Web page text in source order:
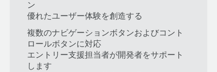
ン
優れたユーザー体験を創造する
複数のナビゲーションボタンおよびコント
ロールボタンに対応
エントリー支援担当者が開発者をサポート
します